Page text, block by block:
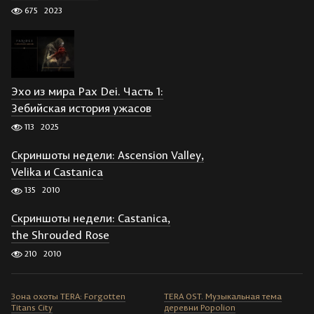
675 2023
Эхо из мира Pax Dei. Часть 1:
Зебийская история ужасов
113 2025
Скриншоты недели: Ascension Valley,
Velika и Castanica
135 2010
Скриншоты недели: Castanica,
the Shrouded Rose
210 2010
Зона охоты TERA: Forgotten
Titans City
TERA OST. Музыкальная тема
деревни Popolion